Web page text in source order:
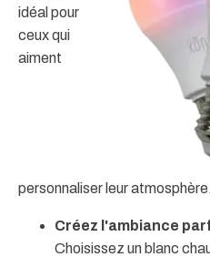
idéal pour
ceux qui
aiment
personnaliser leur atmosphère.
Créez l'ambiance
Choisissez un blanc